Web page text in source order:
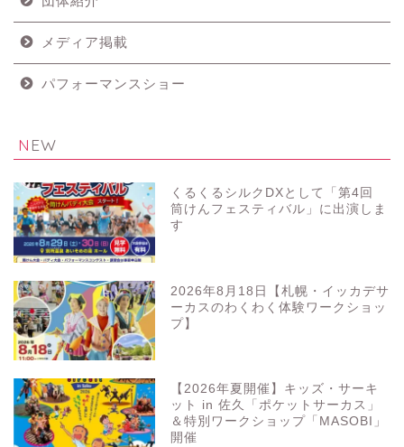
メディア掲載
パフォーマンスショー
NEW
くるくるシルクDXとして「第4回
筒けんフェスティバル」に出演しま
す
2026年8月18日【札幌・イッカデサ
ーカスのわくわく体験ワークショッ
プ】
【2026年夏開催】キッズ・サーキ
ット in 佐久「ポケットサーカス」
＆特別ワークショップ「MASOBI」
開催